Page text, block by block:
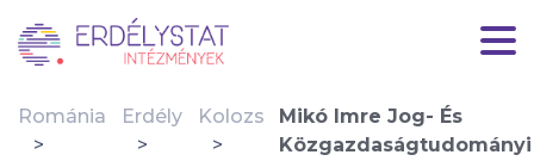
Románia Erdély Kolozs
Mikó Imre Jog- És
Közgazdaságtudományi